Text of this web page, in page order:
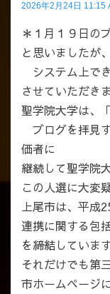
2026年2月24日 11:15
＊１月１９日の
と思いましたが、
システム上で
させていただきま
聖学院大学は、
ブログを拝見
価者に
継続して聖学院
この人選に大変
上尾市は、平成
連携に関する包
を締結しています
それだけでも第
市ホームページ